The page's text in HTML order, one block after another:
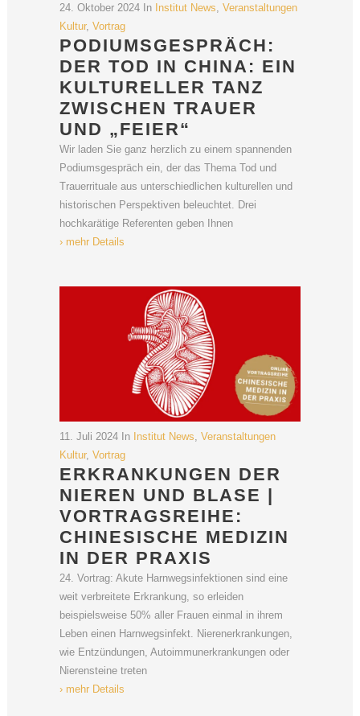
24. Oktober 2024 In Institut News Veranstaltungen
Kultur, Vortrag
PODIUMSGESPRÄCH:
DER TOD IN CHINA: EIN
KULTURELLER TANZ
ZWISCHEN TRAUER
UND „FEIER“
Wir laden Sie ganz herzlich zu einem spannenden
Podiumsgespräch ein, der das Thema Tod und
Trauerrituale aus unterschiedlichen kulturellen und
historischen Perspektiven beleuchtet. Drei
hochkarätige Referenten geben Ihnen
› mehr Details
11. Juli 2024 In Institut News, Veranstaltungen
Kultur, Vortrag
ERKRANKUNGEN DER
NIEREN UND BLASE |
VORTRAGSREIHE:
CHINESISCHE MEDIZIN
IN DER PRAXIS
24. Vortrag: Akute Harnwegsinfektionen sind eine
weit verbreitete Erkrankung, so erleiden
beispielsweise 50% aller Frauen einmal in ihrem
Leben einen Harnwegsinfekt. Nierenerkrankungen,
wie Entzündungen, Autoimmunerkrankungen oder
Nierensteine treten
› mehr Details